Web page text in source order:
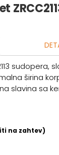
sudopera,
širina
slavina sa
na zahtev)